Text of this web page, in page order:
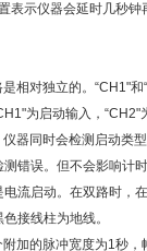
表示仪器会延时几秒钟
相对独立的。“CH1"和
为启动输入，“CH2"
器同时会检测启动类
错误。但不会影响计时
流启动。在双路时，
接线柱为地线。
加的脉冲宽度为1秒，